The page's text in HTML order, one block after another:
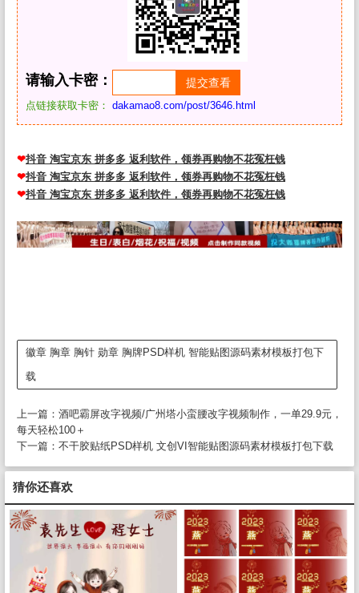
请输入卡密：
点链接获取卡密： dakamao8.com/post/3646.html
❤抖音 淘宝京东 拼多多 返利软件，领券再购物不花冤枉钱
❤抖音 淘宝京东 拼多多 返利软件，领券再购物不花冤枉钱
❤抖音 淘宝京东 拼多多 返利软件，领券再购物不花冤枉钱
徽章 胸章 胸针 勋章 胸牌PSD样机 智能贴图源码素材模板打包下
载
上一篇： 酒吧霸屏改字视频/广州塔小蛮腰改字视频制作，一单29.9元，
每天轻松100＋
下一篇： 不干胶贴纸PSD样机 文创VI智能贴图源码素材模板打包下载
猜你还喜欢